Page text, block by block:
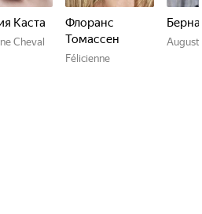
Каста
Cheval
Флоранс
Томассен
Félicienne